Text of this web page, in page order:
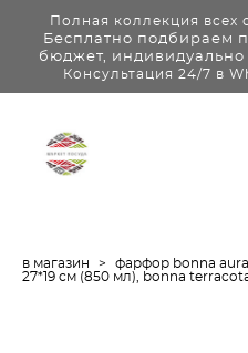
Полная коллекция всех
Бесплатно подбираем
бюджет,
Консультация 24/7 в
в магазин > фарфор bonna aura
27*19 см (850 мл), bonna